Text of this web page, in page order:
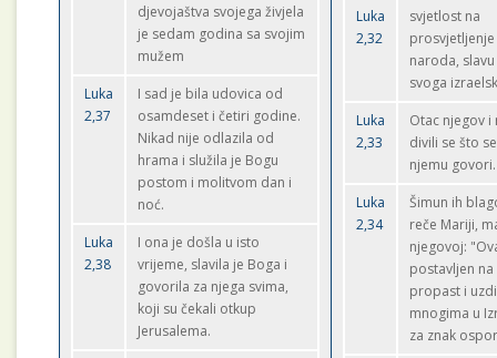
djevojaštva svojega živjela
je sedam godina sa svojim
mužem
Luka
2,37
I sad je bila udovica od
osamdeset i četiri godine.
Nikad nije odlazila od
hrama i služila je Bogu
postom i molitvom dan i
noć.
Luka
2,38
I ona je došla u isto
vrijeme, slavila je Boga i
govorila za njega svima,
koji su čekali otkup
Jerusalema.
Luka
2,32
svjetlost na
prosvjetljenje
naroda,
svoga
Luka
2,33
Otac njegov i
divili se što
njemu govori.
Luka
2,34
Šimun ih
reče Mariji,
njegovoj:
postavljen na
propast i
mnogima u
za znak